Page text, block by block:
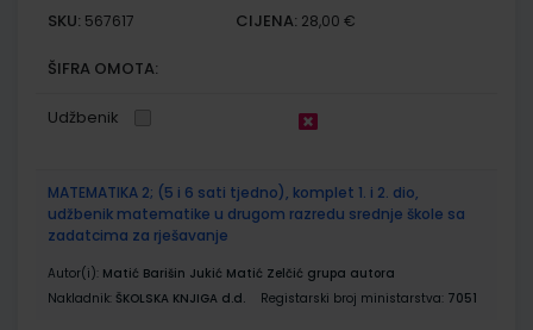
SKU: 567617 CIJENA: 28,00 €
ŠIFRA OMOTA:
Udžbenik
MATEMATIKA 2; (5 i 6 sati tjedno), komplet 1. i 2. dio,
udžbenik matematike u drugom razredu srednje škole sa
zadatcima za rješavanje
Autor(i): Matić Barišin Jukić Matić Zelčić grupa autora
Nakladnik: ŠKOLSKA KNJIGA d.d. Registarski broj ministarstva: 7051